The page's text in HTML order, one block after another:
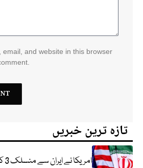
email, and website in this browser
تازہ ترین خبریں